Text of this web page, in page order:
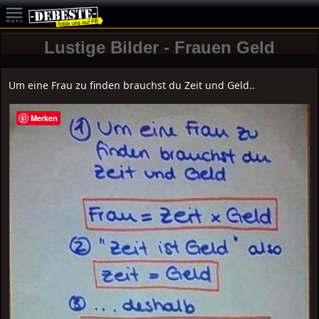
Lustige Bilder - Frauen Geld
Um eine Frau zu finden brauchst du Zeit und Geld..
Merken